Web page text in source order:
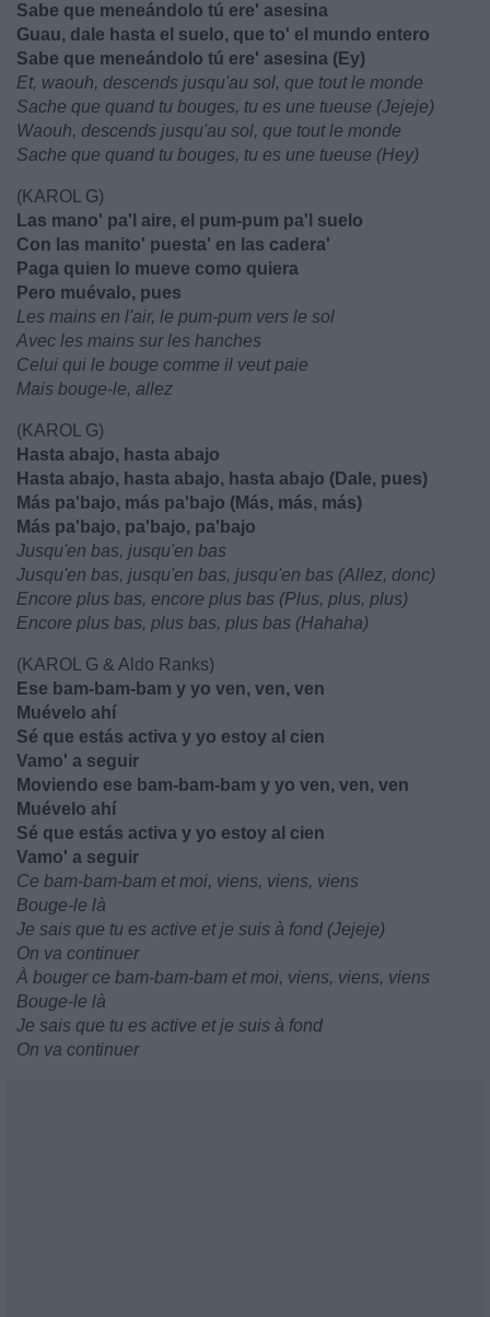
Sabe que meneándolo tú ere' asesina
Guau, dale hasta el suelo, que to' el mundo entero
Sabe que meneándolo tú ere' asеsina (Ey)
Et, waouh, descends jusqu'au sol, que tout le monde
Sache que quand tu bouges, tu es une tueuse (Jejeje)
Waouh, descends jusqu'au sol, que tout le monde
Sache que quand tu bouges, tu es une tueuse (Hey)
(KAROL G)
Las mano' pa'l aire, el pum-pum pa'l suelo
Con las manito' puеsta' en las cadera'
Paga quien lo mueve como quiera
Pero muévalo, pues
Les mains en l'air, le pum-pum vers le sol
Avec les mains sur les hanches
Celui qui le bouge comme il veut paie
Mais bouge-le, allez
(KAROL G)
Hasta abajo, hasta abajo
Hasta abajo, hasta abajo, hasta abajo (Dale, pues)
Más pa'bajo, más pa'bajo (Más, más, más)
Más pa'bajo, pa'bajo, pa'bajo
Jusqu'en bas, jusqu'en bas
Jusqu'en bas, jusqu'en bas, jusqu'en bas (Allez, donc)
Encore plus bas, encore plus bas (Plus, plus, plus)
Encore plus bas, plus bas, plus bas (Hahaha)
(KAROL G & Aldo Ranks)
Ese bam-bam-bam y yo ven, ven, ven
Muévelo ahí
Sé que estás activa y yo estoy al cien
Vamo' a seguir
Moviendo ese bam-bam-bam y yo ven, ven, ven
Muévelo ahí
Sé que estás activa y yo estoy al cien
Vamo' a seguir
Ce bam-bam-bam et moi, viens, viens, viens
Bouge-le là
Je sais que tu es active et je suis à fond (Jejeje)
On va continuer
À bouger ce bam-bam-bam et moi, viens, viens, viens
Bouge-le là
Je sais que tu es active et je suis à fond
On va continuer